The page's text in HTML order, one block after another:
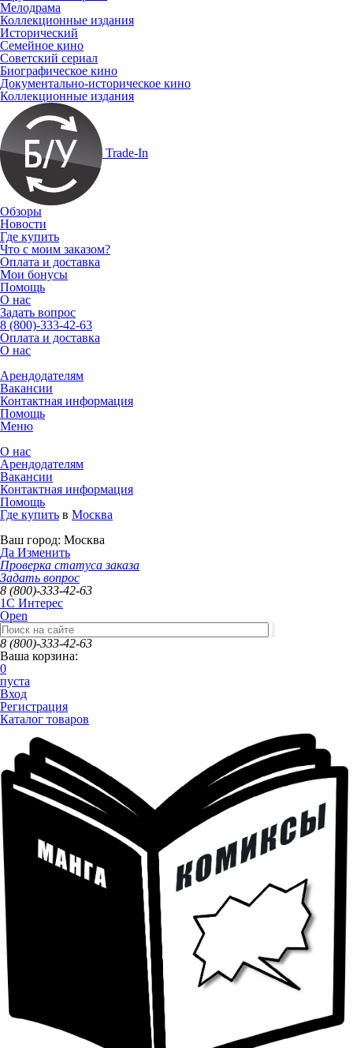
Мелодрама
Коллекционные издания
Исторический
Семейное кино
Советский сериал
Биографическое кино
Документально-историческое кино
Коллекционные издания
Trade-In
Обзоры
Новости
Где купить
Что с моим заказом?
Оплата и доставка
Мои бонусы
Помощь
О нас
Задать вопрос
8 (800)-333-42-63
Оплата и доставка
О нас
Арендодателям
Вакансии
Контактная информация
Помощь
Меню
О нас
Арендодателям
Вакансии
Контактная информация
Помощь
Где купить в Москва
Ваш город: Москва
Да Изменить
Проверка статуса заказа
Задать вопрос
8 (800)-333-42-63
1C Интерес
Open
8 (800)-333-42-63
Ваша корзина:
0
пуста
Вход
Регистрация
Каталог товаров